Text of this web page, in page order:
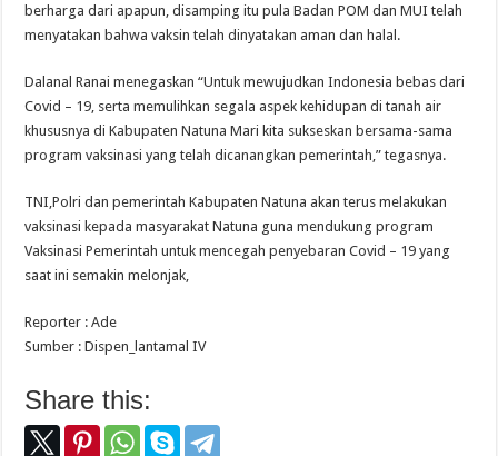
berharga dari apapun, disamping itu pula Badan POM dan MUI telah
menyatakan bahwa vaksin telah dinyatakan aman dan halal.
Dalanal Ranai menegaskan “Untuk mewujudkan Indonesia bebas dari
Covid – 19, serta memulihkan segala aspek kehidupan di tanah air
khususnya di Kabupaten Natuna Mari kita sukseskan bersama-sama
program vaksinasi yang telah dicanangkan pemerintah,” tegasnya.
TNI,Polri dan pemerintah Kabupaten Natuna akan terus melakukan
vaksinasi kepada masyarakat Natuna guna mendukung program
Vaksinasi Pemerintah untuk mencegah penyebaran Covid – 19 yang
saat ini semakin melonjak,
Reporter : Ade
Sumber : Dispen_lantamal IV
Share this: